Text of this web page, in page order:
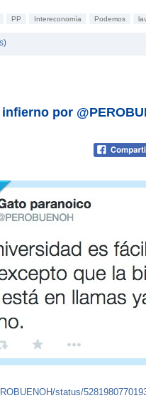
PP Intereconomía Podemos
por
status/